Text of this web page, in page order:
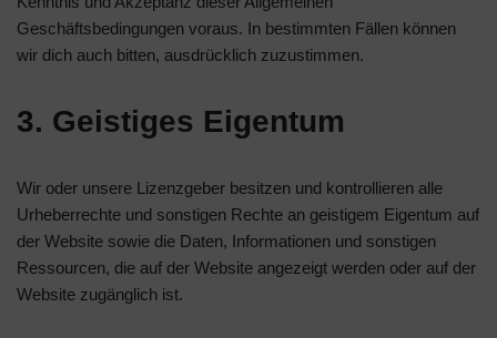
Geschäftsbedingungen voraus. In bestimmten Fällen können
wir dich auch bitten, ausdrücklich zuzustimmen.
3. Geistiges Eigentum
Wir oder unsere Lizenzgeber besitzen und kontrollieren alle
Urheberrechte und sonstigen Rechte an geistigem Eigentum auf
der Website sowie die Daten, Informationen und sonstigen
Ressourcen, die auf der Website angezeigt werden oder auf der
Website zugänglich ist.